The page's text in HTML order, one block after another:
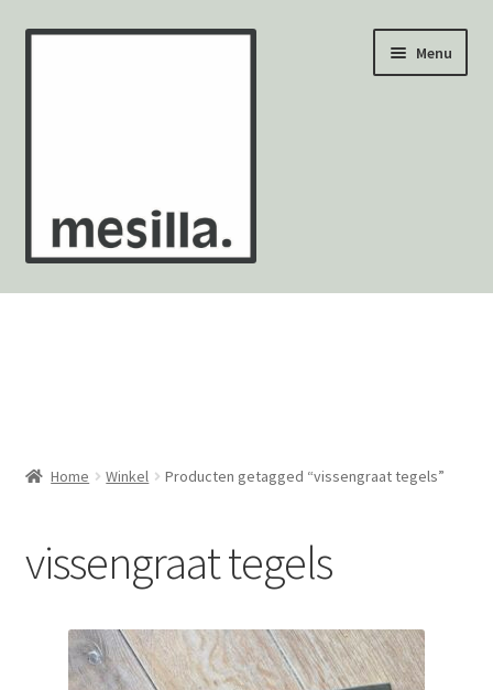
Ga
Ga
Menu
Wandtegels
Mozaïekvellen
Contact
Home Winkel Producten getagged “vissengraat tegels”
vissengraat tegels